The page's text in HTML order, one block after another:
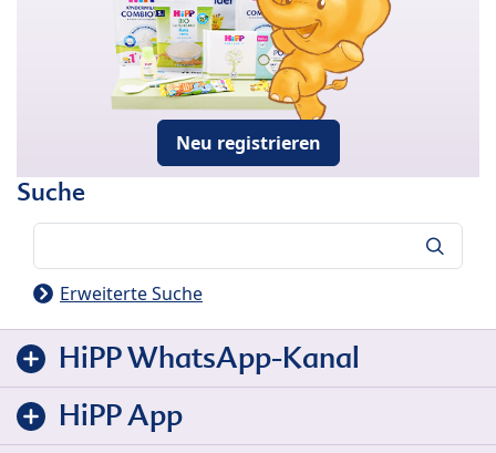
Neu registrieren
Suche
Erweiterte Suche
HiPP WhatsApp-Kanal
HiPP App